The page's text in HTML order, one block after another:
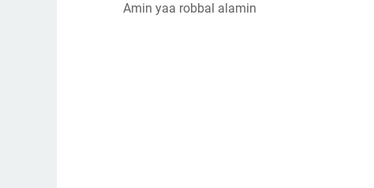
Amin yaa robbal alamin